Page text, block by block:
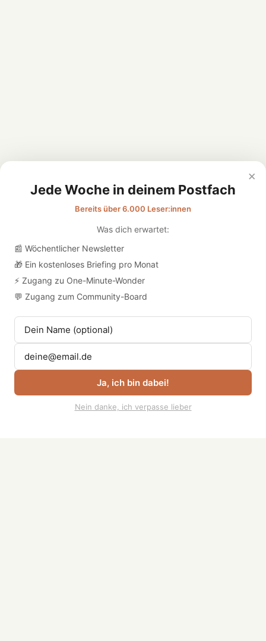
Formate
#podcast
#briefings
#kurse
#one-minute-wonder
#gastbeiträge
Mitgliedschaft
Mitglied werden
Members-Area
Über uns
Die Übergabe
×
Jede Woche in deinem Postfach
Bereits über 6.000 Leser:innen
Was dich erwartet:
📰 Wöchentlicher Newsletter
🎁 Ein kostenloses Briefing pro Monat
⚡ Zugang zu One-Minute-Wonder
💬 Zugang zum Community-Board
Ja, ich bin dabei!
Nein danke, ich verpasse lieber